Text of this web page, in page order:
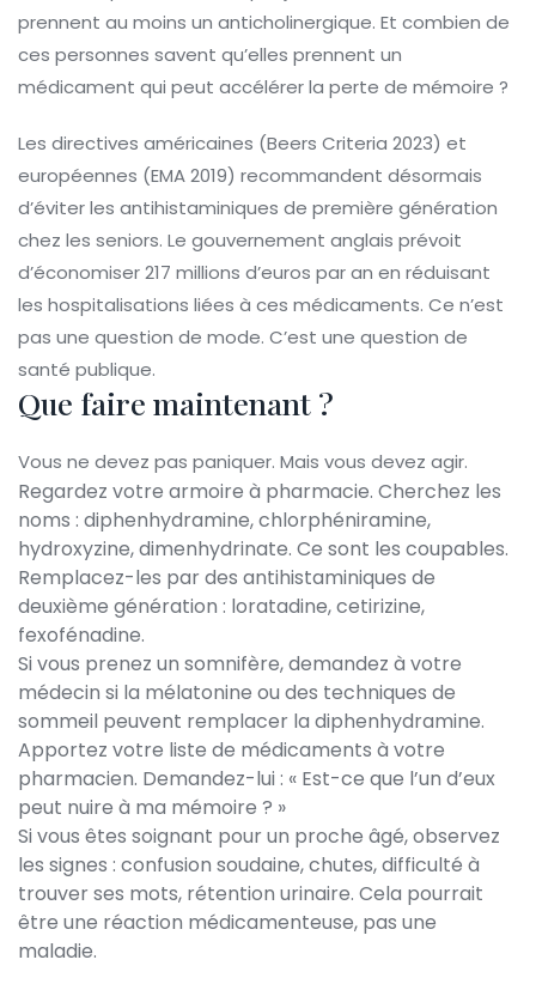
prennent au moins un anticholinergique. Et combien de
ces personnes savent qu’elles prennent un
médicament qui peut accélérer la perte de mémoire ?
Les directives américaines (Beers Criteria 2023) et
européennes (EMA 2019) recommandent désormais
d’éviter les antihistaminiques de première génération
chez les seniors. Le gouvernement anglais prévoit
d’économiser 217 millions d’euros par an en réduisant
les hospitalisations liées à ces médicaments. Ce n’est
pas une question de mode. C’est une question de
santé publique.
Que faire maintenant ?
Vous ne devez pas paniquer. Mais vous devez agir.
Regardez votre armoire à pharmacie. Cherchez les
noms : diphenhydramine, chlorphéniramine,
hydroxyzine, dimenhydrinate. Ce sont les coupables.
Remplacez-les par des antihistaminiques de
deuxième génération : loratadine, cetirizine,
fexofénadine.
Si vous prenez un somnifère, demandez à votre
médecin si la mélatonine ou des techniques de
sommeil peuvent remplacer la diphenhydramine.
Apportez votre liste de médicaments à votre
pharmacien. Demandez-lui : « Est-ce que l’un d’eux
peut nuire à ma mémoire ? »
Si vous êtes soignant pour un proche âgé, observez
les signes : confusion soudaine, chutes, difficulté à
trouver ses mots, rétention urinaire. Cela pourrait
être une réaction médicamenteuse, pas une
maladie.